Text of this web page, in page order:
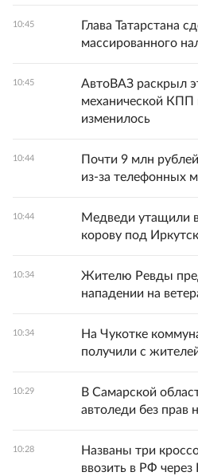
10:45
Глава Татарстана
массированного
10:45
АвтоВАЗ раскрыл
механической КПП
изменилось
10:44
Почти 9 млн
из‑за телефонных
10:44
Медведи утащили
корову под
10:34
Жителю Ревды
нападении на
10:34
На Чукотке
получили с
10:29
В Самарской
автоледи без прав
10:28
Названы три
ввозить в РФ